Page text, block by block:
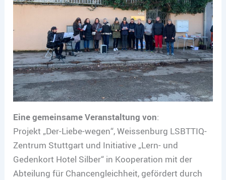
Eine gemeinsame Veranstaltung von:
Projekt „Der-Liebe-wegen“, Weissenburg LSBTTIQ-
Zentrum Stuttgart und Initiative „Lern- und
Gedenkort Hotel Silber“ in Kooperation mit der
Abteilung für Chancengleichheit, gefördert durch